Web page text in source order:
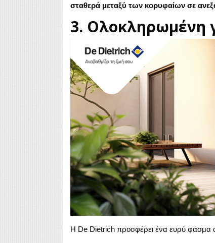
σταθερά μεταξύ των κορυφαίων σε
3. Ολοκληρωμένη
Η De Dietrich προσφέρει ένα ευρύ φάσμα